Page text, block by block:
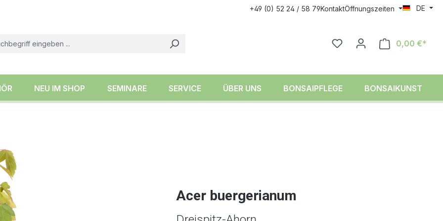
+49 (0) 52 24 / 58 79KontaktÖffnungszeiten DE
0,00 €*
NEU IM SHOP SEMINARE SERVICE ÜBER UNS BONSAIPFLEGE BONSAIKUNST
Acer buergerianum